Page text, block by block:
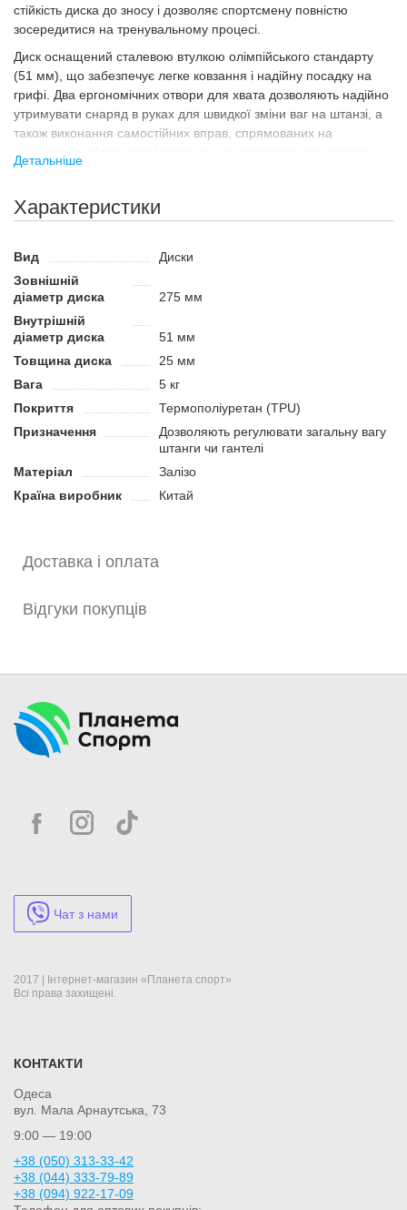
стійкість диска до зносу і дозволяє спортсмену повністю
зосередитися на тренувальному процесі.
Диск оснащений сталевою втулкою олімпійського стандарту
(51 мм), що забезпечує легке ковзання і надійну посадку на
грифі. Два ергономічних отвори для хвата дозволяють надійно
утримувати снаряд в руках для швидкої зміни ваг на штанзі, а
також виконання самостійних вправ, спрямованих на
Призначений для виконання функціональних і базових силових
вправ, в яких дозволяє точно регулювати вагу і плавно
диск також ефективний як окремий обважнювач: з ним зручно
виконувати махи на дельти, скручування на прес, вправи для
розвитку м'язів кора, гнучкості й балансу.
Переваги:
Зручні отвори для захвату дозволяють використовувати
Покриття з TPU не має запаху, стійке до зносу і
деформацій.
Диск сумісний з олімпійськими грифами та гантелями
діаметром 50-51 мм.
Детальніше
Характеристики
Вид
Диски
Зовнішній
діаметр диска
275 мм
Внутрішній
діаметр диска
51 мм
Товщина диска
25 мм
Вага
5 кг
Покриття
Термополіуретан (TPU)
Призначення
Дозволяють регулювати загальну вагу
штанги чи гантелі
Матеріал
Залізо
Країна виробник
Китай
Доставка і оплата
Відгуки покупців
Чат з нами
2017 | Інтернет-магазин «Планета спорт»
Всі права захищені.
КОНТАКТИ
Одеса
вул. Мала Арнаутська, 73
9:00 — 19:00
+38 (050) 313-33-42
+38 (044) 333-79-89
+38 (094) 922-17-09